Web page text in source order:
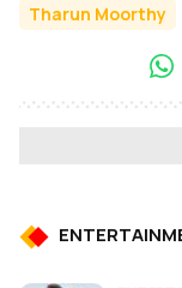
Tharun Moorthy